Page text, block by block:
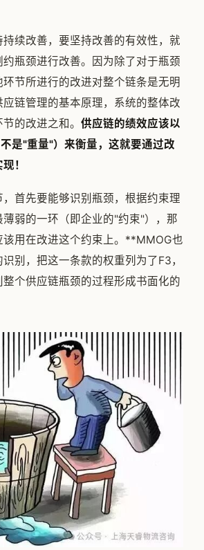
续改善，要坚持改善的有效性，就
瓶颈进行改善。因为除了对于瓶颈
节所进行的改进对整个链条是无明
应链管理的基本原理，系统的整体改
的改进之和。 供应链的绩效应该以
是"重量"）来衡量，这就要通过改
！
首先要能够识别瓶颈，根据约束理
弱的一环（即企业的"约束"），那
该用在改进这个约束上。**MMOG也
别，把这一条款的权重列为了F3，
个供应链瓶颈的过程形成书面化的